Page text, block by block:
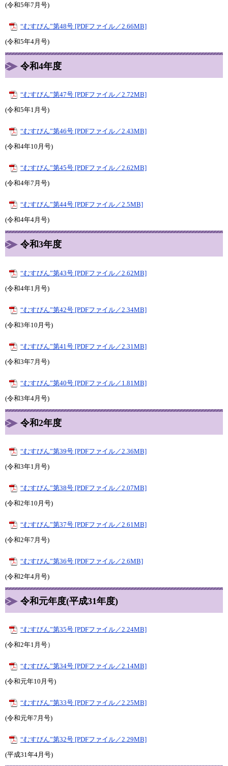
(令和5年7月号)​​
“むすびん”第48号 [PDFファイル／2.66MB]
(令和5年4月号)​​
令和4年度
“むすびん”第47号 [PDFファイル／2.72MB]
(令和5年1月号)​​
“むすびん”第46号 [PDFファイル／2.43MB]
(令和4年10月号)​​
“むすびん”第45号 [PDFファイル／2.62MB]
(令和4年7月号)​​
“むすびん”第44号 [PDFファイル／2.5MB]
(令和4年4月号)​​
令和3年度
“むすびん”第43号 [PDFファイル／2.62MB]
(令和4年1月号)
“むすびん”第42号 [PDFファイル／2.34MB]
(令和3年10月号)
“むすびん”第41号 [PDFファイル／2.31MB]
(令和3年7月号)
“むすびん”第40号 [PDFファイル／1.81MB]
(令和3年4月号)
令和2年度
“むすびん”第39号 [PDFファイル／2.36MB]
(令和3年1月号)
“むすびん”第38号 [PDFファイル／2.07MB]
(令和2年10月号)
“むすびん”第37号 [PDFファイル／2.61MB]
(令和2年7月号)
“むすびん”第36号 [PDFファイル／2.6MB]
(令和2年4月号)
令和元年度(平成31年度)
“むすびん”第35号 [PDFファイル／2.24MB]
(令和2年1月号）
“むすびん”第34号 [PDFファイル／2.14MB]
(令和元年10月号)
“むすびん”第33号 [PDFファイル／2.25MB]
(令和元年7月号)
“むすびん”第32号 [PDFファイル／2.29MB]
(平成31年4月号)